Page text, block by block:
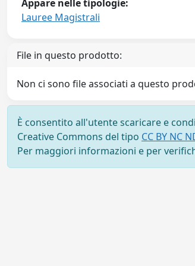
Appare nelle tipologie:
Lauree Magistrali
File in questo prodotto:
Non ci sono file associati a questo
È consentito all'utente scaricare e
Creative Commons del tipo CC BY NC
Per maggiori informazioni e per